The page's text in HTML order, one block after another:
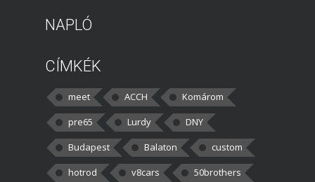
NAPLÓ
CÍMKÉK
meet ACCH
Komárom
pre65
Lurdy
DNY
Budapest
Balaton
custom
hotrod
v8cars 50brothers